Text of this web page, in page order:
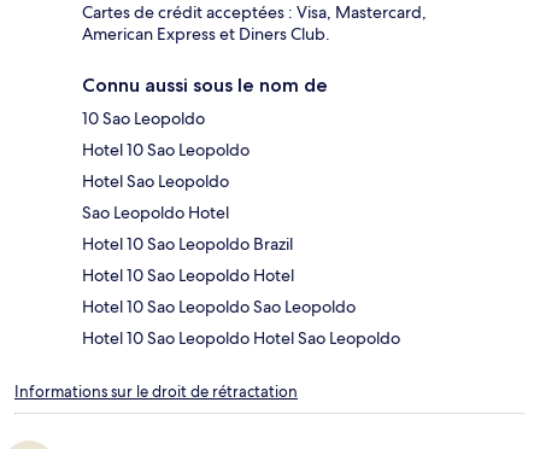
Cartes de crédit acceptées : Visa, Mastercard,
American Express et Diners Club.
Connu aussi sous le nom de
10 Sao Leopoldo
Hotel 10 Sao Leopoldo
Hotel Sao Leopoldo
Sao Leopoldo Hotel
Hotel 10 Sao Leopoldo Brazil
Hotel 10 Sao Leopoldo Hotel
Hotel 10 Sao Leopoldo Sao Leopoldo
Hotel 10 Sao Leopoldo Hotel Sao Leopoldo
Informations sur le droit de rétractation